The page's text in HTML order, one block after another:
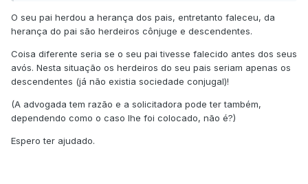
- Quem é o herdeiro do meu pai relativamente à esta
meu pai? Sou apenas eu e a minha irmã as herdeiras ou a
minha mãe também tem direito a herdar?
O seu pai herdou a herança dos pais, entretanto faleceu, da
herança do pai são herdeiros cônjuge e descendentes.
Coisa diferente seria se o seu pai tivesse falecido antes dos seus
avós. Nesta situação os herdeiros do seu pais seriam apenas os
descendentes (já não existia sociedade conjugal)!
(A advogada tem razão e a solicitadora pode ter também,
dependendo como o caso lhe foi colocado, não é?)
Espero ter ajudado.